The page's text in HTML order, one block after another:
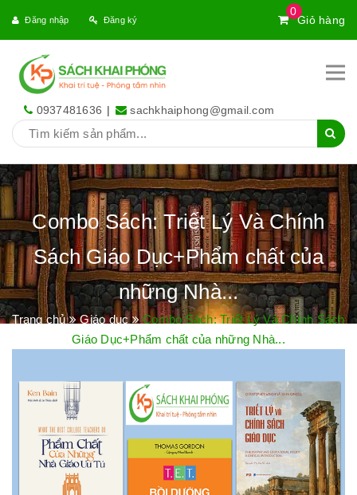
0
Giỏ hàng
Đăng nhập Đăng ký
0937481636 | sachkhaiphong@gmail.com
Combo Sách: Triết Lý Và Chính
Sách Giáo Dục+Phẩm chất của
những Nhà...
Trang chủ Giáo dục
Combo Sách: Triết Lý Và Chính Sách
Giáo Dục+Phẩm chất của những Nhà...